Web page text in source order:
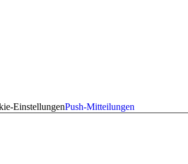
EinstellungenPush-Mitteilungen